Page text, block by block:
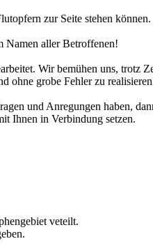
zur Seite stehen können.
Namen aller Betroffenen!
Wir bemühen uns, trotz
ohne grobe Fehler zu
und Anregungen haben,
Ihnen in Verbindung setzen.
veteilt.